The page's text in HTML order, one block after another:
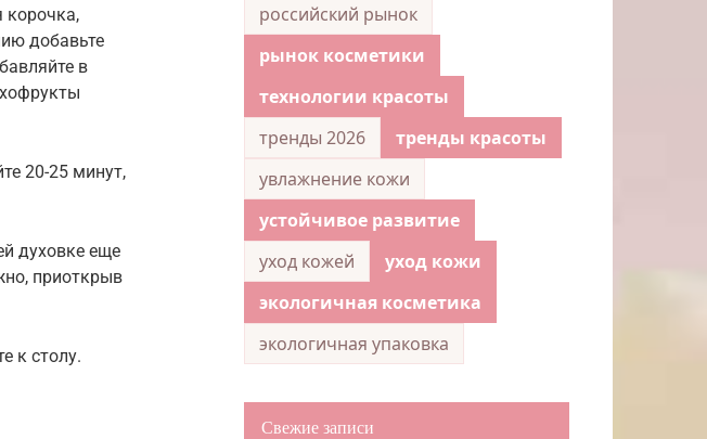
корочка,
добавьте
в
20-25 минут,
духовке еще
приоткрыв
к столу.
российский рынок
рынок косметики
технологии красоты
тренды 2026
тренды красоты
увлажнение кожи
устойчивое развитие
уход кожей
уход кожи
экологичная косметика
экологичная упаковка
Свежие записи